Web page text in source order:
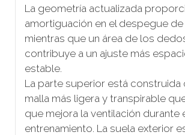
La geometría actualizada
amortiguación en el despegue
mientras que un área de los
contribuye a un ajuste más
estable.
La parte superior está construida
malla más ligera y transpirable
que mejora la ventilación durante
entrenamiento. La suela exterior